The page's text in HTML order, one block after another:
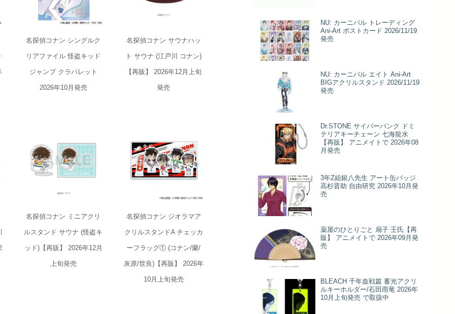
パレット 2026年
10月発売
名探偵コナン シングルク
リアファイル 怪盗キッド
ジャンプ クラパレット
2026年10月発売
2026年12月上旬
名探偵コナン サウナハッ
ト サウナ (江戸川 コナン)
【再販】 2026年12月上旬
発売
ンド サウナ (怪
盗キッド)【再
上旬発売
名探偵コナン ミニアクリ
ルスタンド サウナ (怪盗キ
ッド)【再販】 2026年12月
上旬発売
ッカーフラッグ
① (コナン/蘭/灰
原/世良)【再販】
2026年10月上旬
名探偵コナン ジオラマア
クリルスタンドA チェッカ
ーフラッグ① (コナン/蘭/
灰原/世良)【再販】 2026年
10月上旬発売
NU: カーニバル トレーディング
Ani-Art ポストカード 2026/11/19
発売
NU: カーニバル エイト Ani-Art
BIGアクリルスタンド 2026/11/19
発売
Dr.STONE サイバーパンク ドミ
テリアキーチェーン 七海龍水
【再販】 アニメイトで 2026年08
月発売
3年Z組銀八先生 アート缶バッジ
高杉晋助 自由研究 2026年10月発
売
薬屋のひとりごと 扇子 壬氏【再
販】 アニメイトで 2026年09月発
売
BLEACH 千年血戦篇 蓄光アクリ
ルキーホルダー/石田雨竜 2026年
10月上旬発売 で取扱中